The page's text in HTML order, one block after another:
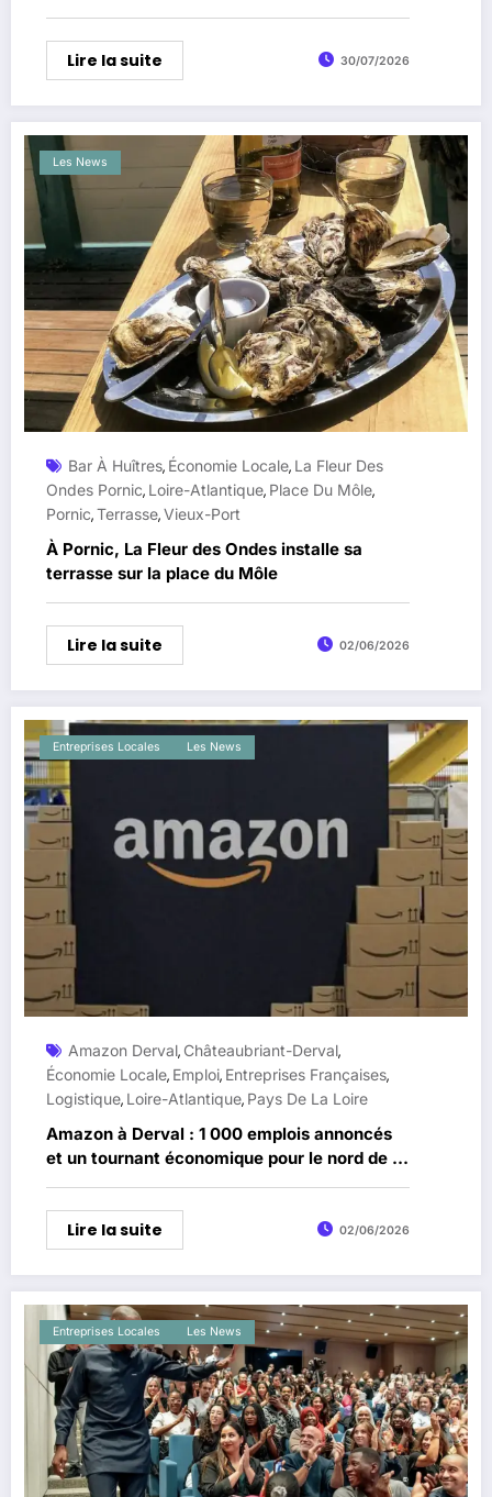
Lire la suite 30/07/2026
Les News
Bar À Huîtres, Économie Locale, La Fleur Des
Ondes Pornic, Loire-Atlantique, Place Du Môle,
Pornic,Terrasse,Vieux-Port
À Pornic, La Fleur des Ondes installe sa
terrasse sur la place du Môle
Lire la suite 02/06/2026
Entreprises Locales Les News
Amazon Derval, Châteaubriant-Derval,
Économie Locale, Emploi, Entreprises Françaises,
Logistique, Loire-Atlantique, Pays De La Loire
Amazon à Derval : 1 000 emplois annoncés
et un tournant économique pour le nord de la
Loire-Atlantique
Lire la suite 02/06/2026
Entreprises Locales Les News